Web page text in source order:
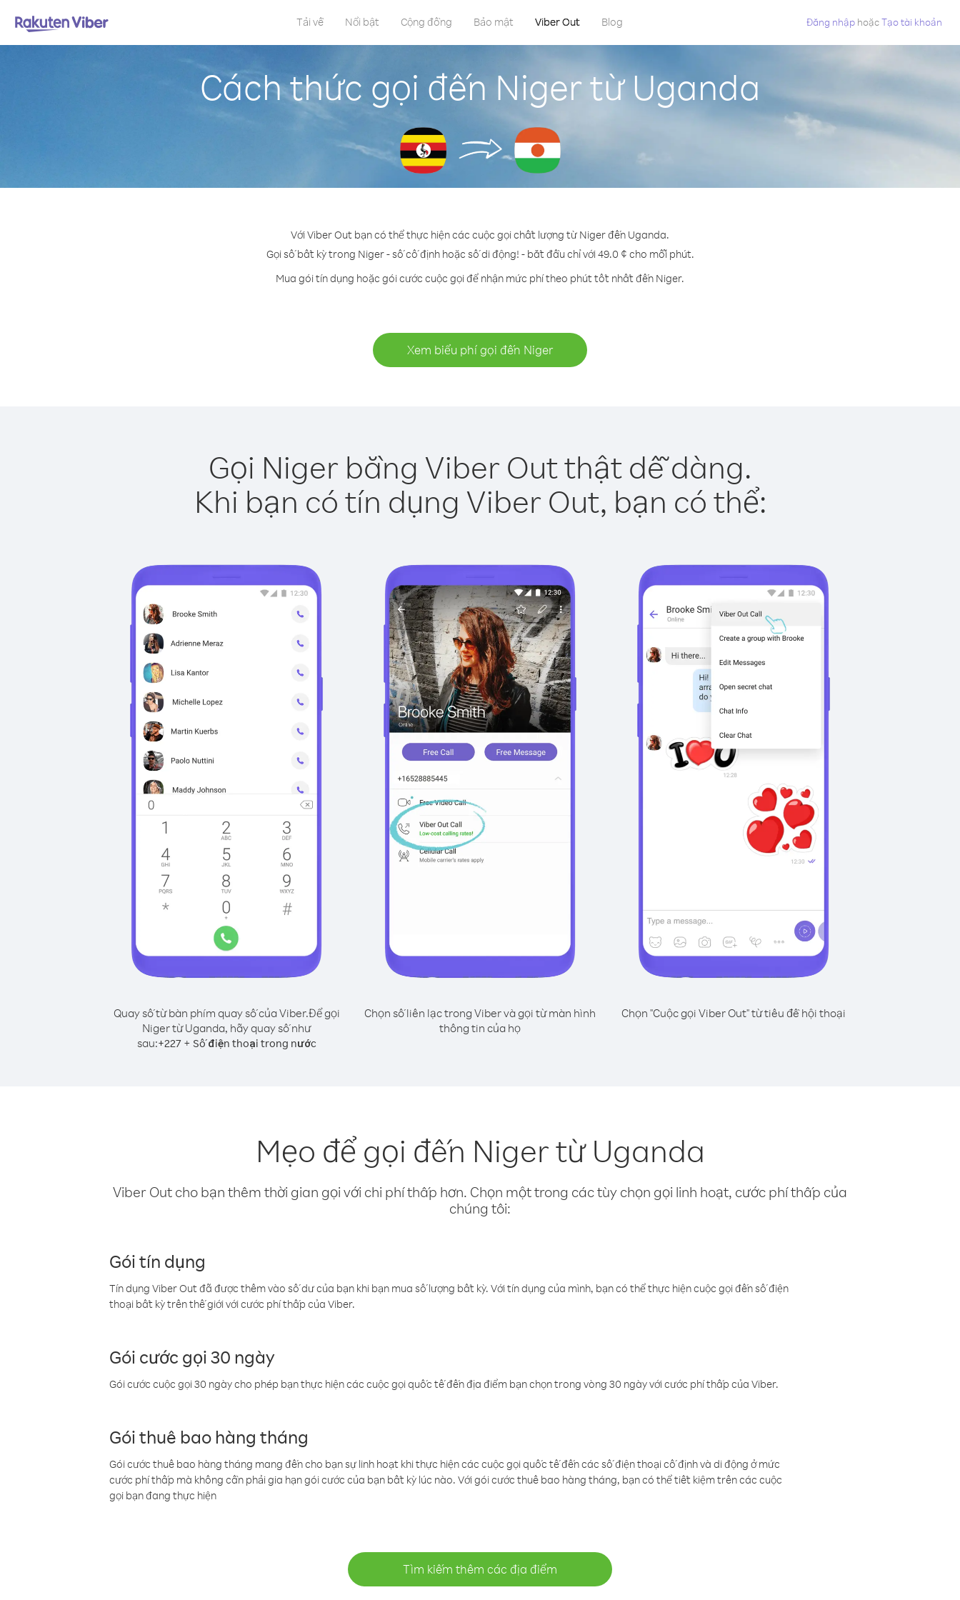
Tải về Nổi bật Cộng đồng Bảo mật Viber Out Blog Đăng nhập hoặcTạo tài khoản
Cách thức gọi đến Niger từ Uganda
Với Viber Out bạn có thể thực hiện các cuộc gọi chất lượng từ Niger đến Uganda.
Gọi số bất kỳ trong Niger - số cố định hoặc số di động! - bắt đầu chỉ với 49.0 ¢ cho mỗi phút.
Mua gói tín dụng hoặc gói cước cuộc gọi để nhận mức phí theo phút tốt nhất đến Niger.
Xem biểu phí gọi đến Niger
Gọi Niger bằng Viber Out thật dễ dàng.
Khi bạn có tín dụng Viber Out, bạn có thể:
Quay số từ bàn phím quay số của Viber.Để gọi
Niger từ Uganda, hãy quay số như
sau:+227+ Số điện thoại trong nước
Chọn số liên lạc trong Viber và gọi từ màn hình
thông tin của họ
Chọn "Cuộc gọi Viber Out" từ tiêu đề hội thoại
Mẹo để gọi đến Niger từ Uganda
Viber Out cho bạn thêm thời gian gọi với chi phí thấp hơn. Chọn một trong các tùy chọn gọi linh hoạt, cước phí thấp của
chúng tôi:
Gói tín dụng
Tín dụng Viber Out đã được thêm vào số dư của bạn khi bạn mua số lượng bất kỳ. Với tín dụng của mình, bạn có thể thực hiện cuộc gọi đến số điện
thoại bất kỳ trên thế giới với cước phí thấp của Viber.
Gói cước gọi 30 ngày
Gói cước cuộc gọi 30 ngày cho phép bạn thực hiện các cuộc gọi quốc tế đến địa điểm bạn chọn trong vòng 30 ngày với cước phí thấp của Viber.
Gói thuê bao hàng tháng
Gói cước thuê bao hàng tháng mang đến cho bạn sự linh hoạt khi thực hiện các cuộc gọi quốc tế đến các số điện thoại cố định và di động ở mức
cước phí thấp mà không cần phải gia hạn gói cước của bạn bất kỳ lúc nào. Với gói cước thuê bao hàng tháng, bạn có thể tiết kiệm trên các cuộc
gọi bạn đang thực hiện
Tìm kiếm thêm các địa điểm